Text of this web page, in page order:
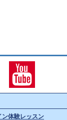
ン体験レッスン